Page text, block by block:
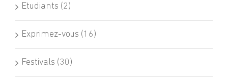
Etudiants (2)
Exprimez-vous (16)
Festivals (30)